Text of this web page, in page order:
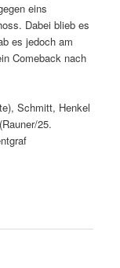
eins
Dabei blieb es
es jedoch am
Comeback nach
Schmitt, Henkel
25.